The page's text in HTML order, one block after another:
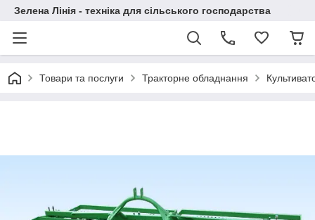
Зелена Лінія - техніка для сільського господарства
Товари та послуги Тракторне обладнання